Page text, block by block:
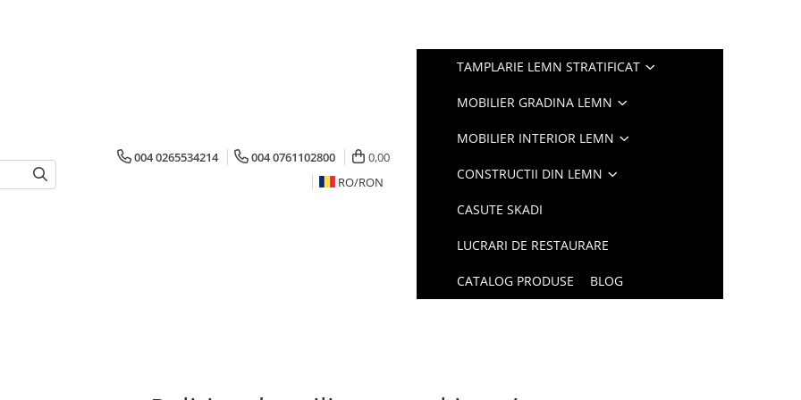
004 0265534214 004 0761102800
0,00
RO/RON
TAMPLARIE LEMN STRATIFICAT
MOBILIER GRADINA LEMN
MOBILIER INTERIOR LEMN
CONSTRUCTII DIN LEMN
CASUTE SKADI
LUCRARI DE RESTAURARE
CATALOG PRODUSE BLOG